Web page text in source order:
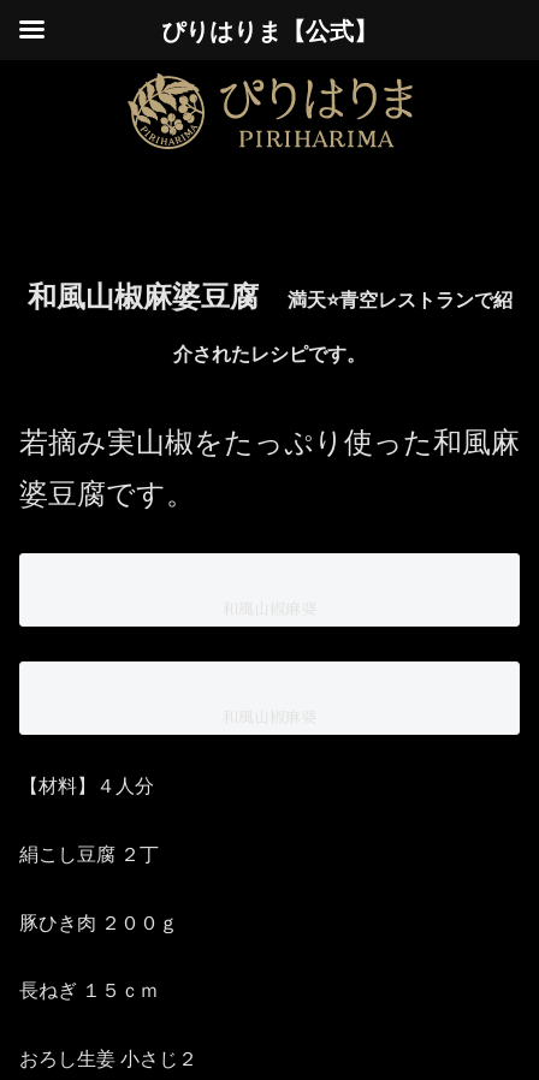
和風山椒麻婆豆腐
満天⭐️青空レストランで紹
介されたレシピです。
若摘み実山椒をたっぷり使った和風麻
婆豆腐です。
【材料】４人分
絹こし豆腐 ２丁
豚ひき肉 ２００ｇ
長ねぎ １５ｃｍ
おろし生姜 小さじ２
ぴりはりま【公式】